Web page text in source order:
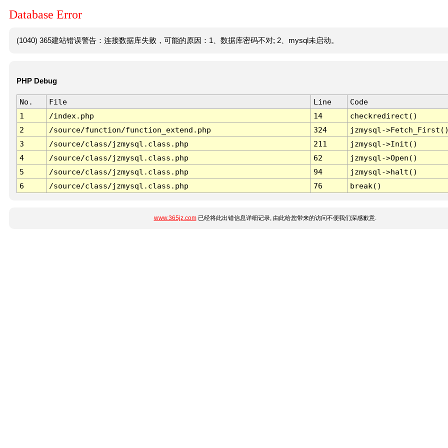
Database Error
(1040) 365建站错误警告：连接数据库失败，可能的原因：1、数据库密码不对; 2、mysql未启动。
PHP Debug
No. File Line
Code
1
/index.php 14
checkredirect()
2
/source/function/function_extend.php 324
jzmysql-
3
/source/class/jzmysql.class.php 211
jzmysql->Init()
4
/source/class/jzmysql.class.php 62
jzmysql->Open()
5
/source/class/jzmysql.class.php 94
jzmysql->halt()
6
/source/class/jzmysql.class.php 76 break()
www.365jz.com已经将此出错信息详细记录, 由此给您带来的访问不便我们深感歉意.